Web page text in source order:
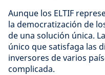
Aunque los ELTIF
la democratización de
de una solución única.
único que satisfaga las
inversores de varios
complicada.